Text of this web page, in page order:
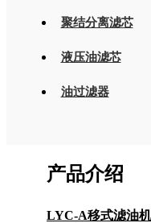
聚结分离滤芯
液压油滤芯
油过滤器
产品介绍
LYC-A移式滤油机